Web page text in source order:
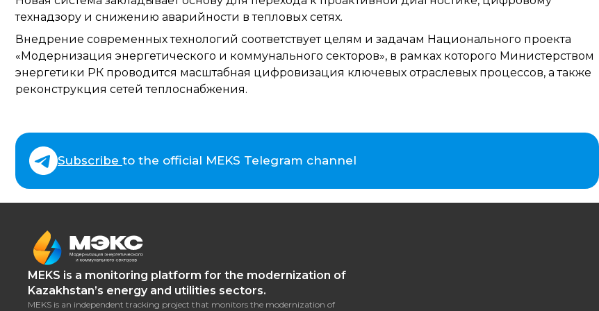
технадзору и снижению аварийности в тепловых сетях.
Внедрение современных технологий соответствует целям и задачам Национального проекта
«Модернизация энергетического и коммунального секторов», в рамках которого Министерством
энергетики РК проводится масштабная цифровизация ключевых отраслевых процессов, а также
реконструкция сетей теплоснабжения.
Subscribe to the official MEKS Telegram channel
MEKS is a monitoring platform for the modernization of
Kazakhstan’s energy and utilities sectors.
MEKS is an independent tracking project that monitors the modernization of